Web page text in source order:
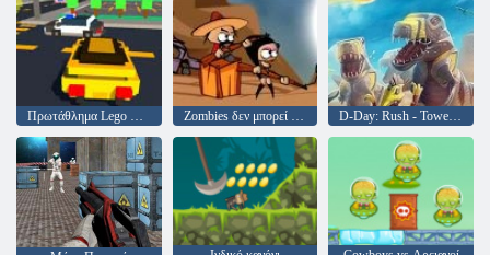
Πρωτάθλημα Lego Superhero Zombies δεν μπορεί να πηδήξει D-Day: Rush - Tower Defense